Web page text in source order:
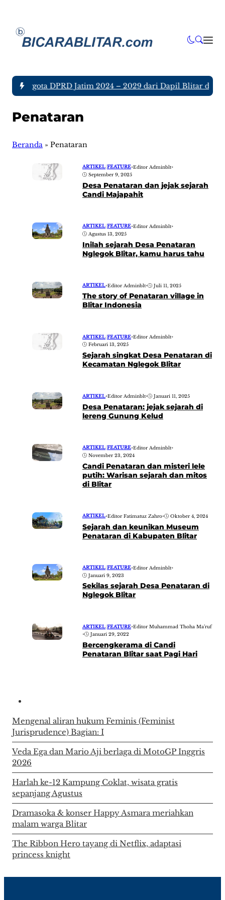
Anggota DPRD Jatim 2024 – 2029 dari Dapil Blitar dan
Penataran
Beranda » Penataran
ARTIKEL FEATURE•Editor Adminblt•
September 9, 2025
Desa Penataran dan jejak sejarah
Candi Majapahit
ARTIKEL|FEATURE•Editor Adminblt•
Agustus 13, 2025
Inilah sejarah Desa Penataran
Nglegok Blitar, kamu harus tahu
ARTIKEL•Editor Adminblt• Juli 11, 2025
The story of Penataran village in
Blitar Indonesia
ARTIKEL|FEATURE•Editor Adminblt•
Februari 13, 2025
Sejarah singkat Desa Penataran di
Kecamatan Nglegok Blitar
ARTIKEL•Editor Adminblt• Januari 11, 2025
Desa Penataran: jejak sejarah di
lereng Gunung Kelud
ARTIKEL FEATURE•Editor Adminblt•
November 23, 2024
Candi Penataran dan misteri lele
putih: Warisan sejarah dan mitos
di Blitar
ARTIKEL•Editor Fatimatuz Zahro• Oktober 4, 2024
Sejarah dan keunikan Museum
Penataran di Kabupaten Blitar
ARTIKEL|FEATURE•Editor Adminblt•
Januari 9, 2023
Sekilas sejarah Desa Penataran di
Nglegok Blitar
ARTIKEL|FEATURE•Editor Muhammad Thoha Ma’ruf
•
Januari 29, 2022
Bercengkerama di Candi
Penataran Blitar saat Pagi Hari
Mengenal aliran hukum Feminis (Feminist
Jurisprudence) Bagian: I
Veda Ega dan Mario Aji berlaga di MotoGP Inggris
2026
Harlah ke-12 Kampung Coklat, wisata gratis
sepanjang Agustus
Dramasoka & konser Happy Asmara meriahkan
malam warga Blitar
The Ribbon Hero tayang di Netflix, adaptasi
princess knight